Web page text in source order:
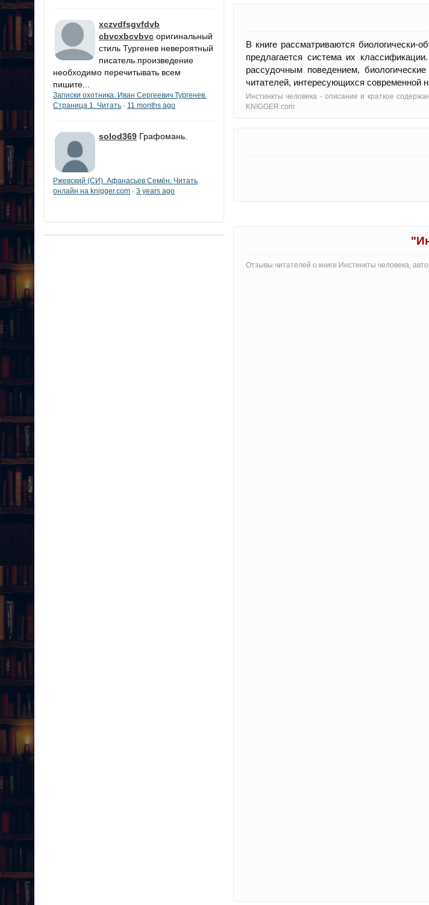
xczvdfsgvfdvb
cbvcxbcvbvc оригинальный
стиль Тургенев невероятный
писатель.произведение
необходимо перечитывать всем
пишите...
Записки охотника. Иван Сергеевич Тургенев.
Страница 1. Читать · 11 months ago
solod369 Графомань.
Ржевский (СИ). Афанасьев Семён. Читать
онлайн на knigger.com · 3 years ago
В книге рассматриваются
предлагается система их
рассудочным поведением,
читателей, интересующихся современной
Инстинкты человека - oписание и краткое
KNIGGER.com
Отзывы читателей о книге Инстинкты человека,